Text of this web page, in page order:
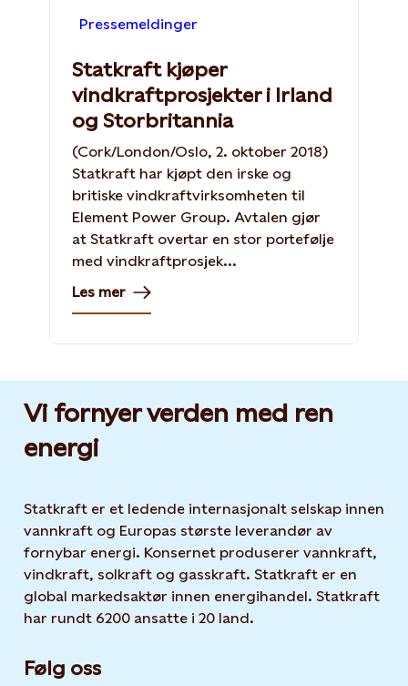
Pressemeldinger
Statkraft kjøper
vindkraftprosjekter i Irland
og Storbritannia
(Cork/London/Oslo, 2. oktober 2018)
Statkraft har kjøpt den irske og
britiske vindkraftvirksomheten til
Element Power Group. Avtalen gjør
at Statkraft overtar en stor portefølje
med vindkraftprosjek...
Les mer
Vi fornyer verden med ren
energi
Statkraft er et ledende internasjonalt selskap innen
vannkraft og Europas største leverandør av
fornybar energi. Konsernet produserer vannkraft,
vindkraft, solkraft og gasskraft. Statkraft er en
global markedsaktør innen energihandel. Statkraft
har rundt 6200 ansatte i 20 land.
Følg oss